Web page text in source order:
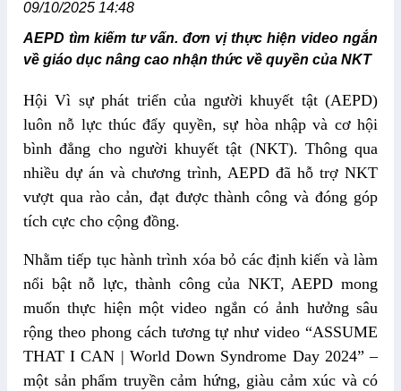
09/10/2025 14:48
AEPD tìm kiếm tư vấn. đơn vị thực hiện video ngắn
về giáo dục nâng cao nhận thức về quyền của NKT
Hội Vì sự phát triển của người khuyết tật (AEPD)
luôn nỗ lực thúc đẩy quyền, sự hòa nhập và cơ hội
bình đẳng cho người khuyết tật (NKT). Thông qua
nhiều dự án và chương trình, AEPD đã hỗ trợ NKT
vượt qua rào cản, đạt được thành công và đóng góp
tích cực cho cộng đồng.
Nhằm tiếp tục hành trình xóa bỏ các định kiến và làm
nổi bậtnỗ lực, thành công của NKT, AEPD mong
muốn thực hiện một video ngắn có ảnh hưởng sâu
rộng theo phong cách tương tựnhưvideo “ASSUME
THAT I CAN | World Down Syndrome Day 2024” –
một sản phẩm truyền cảm hứng, giàu cảm xúc và có